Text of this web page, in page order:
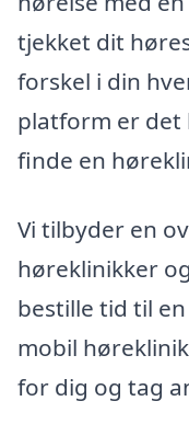
tjekket dit
forskel i din
platform er det
finde en
Vi tilbyder en
høreklinikker
bestille tid til
mobil
for dig og tag